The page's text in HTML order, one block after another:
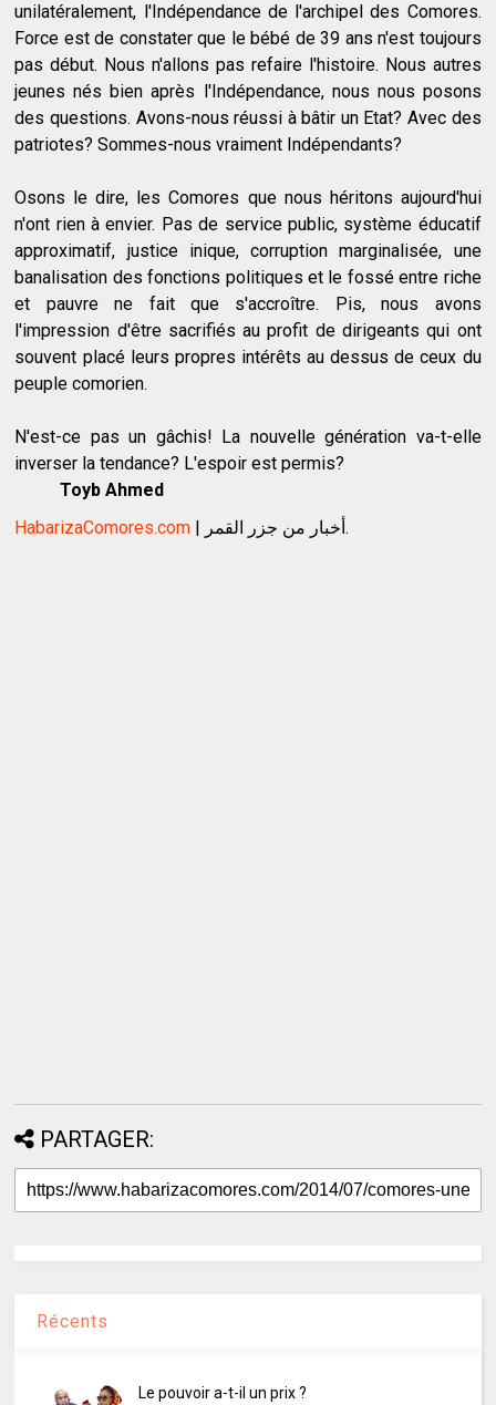
unilatéralement, l'Indépendance de l'archipel des Comores.
Force est de constater que le bébé de 39 ans n'est toujours
pas début. Nous n'allons pas refaire l'histoire. Nous autres
jeunes nés bien après l'Indépendance, nous nous posons
des questions. Avons-nous réussi à bâtir un Etat? Avec des
patriotes? Sommes-nous vraiment Indépendants?
Osons le dire, les Comores que nous héritons aujourd'hui
n'ont rien à envier. Pas de service public, système éducatif
approximatif, justice inique, corruption marginalisée, une
banalisation des fonctions politiques et le fossé entre riche
et pauvre ne fait que s'accroître. Pis, nous avons
l'impression d'être sacrifiés au profit de dirigeants qui ont
souvent placé leurs propres intérêts au dessus de ceux du
peuple comorien.
N'est-ce pas un gâchis! La nouvelle génération va-t-elle
inverser la tendance? L'espoir est permis?
Toyb Ahmed
HabarizaComores.com
| أخبار من جزر القمر.
PARTAGER:
Récents
Le pouvoir a-t-il un prix ?